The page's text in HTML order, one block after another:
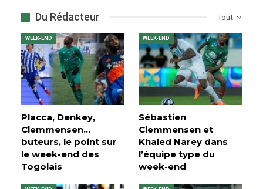
Tout
Du Rédacteur
WEEK-END
Placca, Denkey,
Clemmensen…
buteurs, le point sur
le week-end des
Togolais
WEEK-END
Sébastien
Clemmensen et
Khaled Narey dans
l’équipe type du
week-end